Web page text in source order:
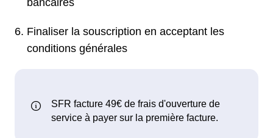
Finaliser la souscription en acceptant les
conditions générales